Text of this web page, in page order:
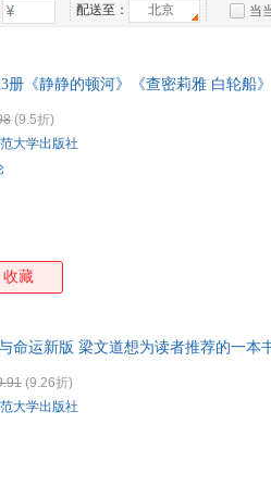
团结出版社
配送至： 北京 当
册《静静的顿河》《查密莉雅 白轮船
(9.5折)
大学出版社
收藏
命运新版 梁文道想为读者推荐的一
(9.26折)
大学出版社